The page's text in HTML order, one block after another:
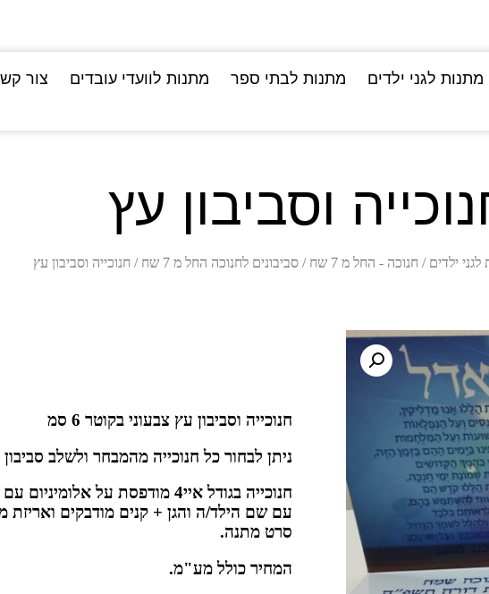
מתנות לגני ילדים מתנות לבתי ספר מתנות לוועדי עובדים צור
וסביבון עץ
ילדים / חנוכה - החל מ 7 שח / סביבונים לחנוכה החל מ 7 שח / חנוכייה וסביבון עץ
חנוכייה וסביבון עץ צבעוני בקוטר 6 סמ
ניתן לבחור כל חנוכייה מהמבחר ולשלב
חנוכייה בגודל איי4 מודפסת על
עם שם הילד/ה והגן + קנים מודבקים ואריזת
סרט מתנה.
המחיר כולל מע"מ.